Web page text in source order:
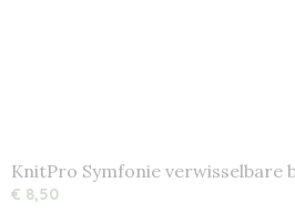
KnitPro Symfonie verwisselbare
€ 8,50